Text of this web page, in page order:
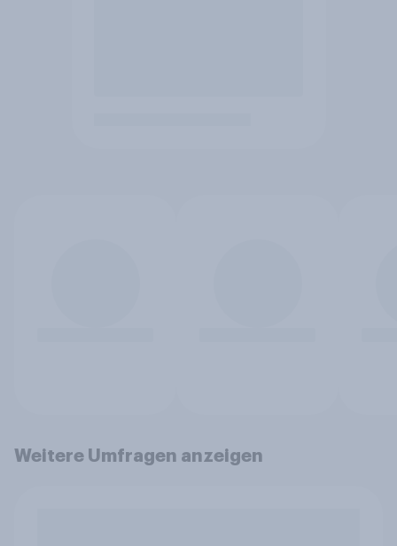
Weitere Umfragen anzeigen